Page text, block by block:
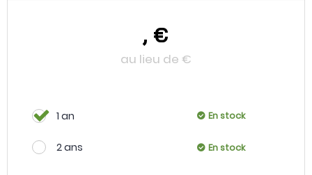
, €
au lieu de €
1 an En stock
2 ans En stock